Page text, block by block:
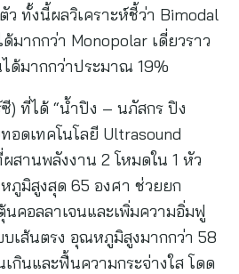
ว ทั้งนี้ผลวิเคราะห์ชี้ว่า Bimodal
มากกว่า Monopolar เดี่ยวราว
ด้มากกว่าประมาณ 19%
) ที่ได้ “น้ำปิง – นภัสกร ปิง
อดเทคโนโลยี Ultrasound
สานพลังงาน 2 โหมดใน 1 หัว
ภูมิสูงสุด 65 องศา ช่วยยก
นคอลลาเจนและเพิ่มความอิ่มฟู
เส้นตรง อุณหภูมิสูงมากกว่า 58
กินและฟื้นความกระจ่างใส โดด